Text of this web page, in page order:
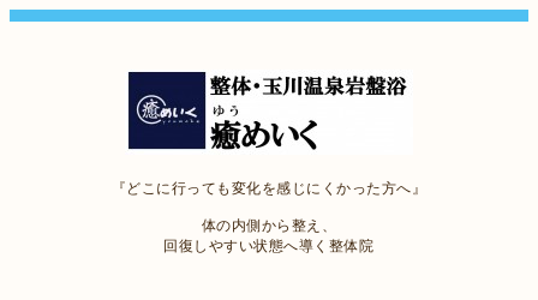
『どこに行っても変化を感じにくかった方へ』
体の内側から整え、
回復しやすい状態へ導く整体院